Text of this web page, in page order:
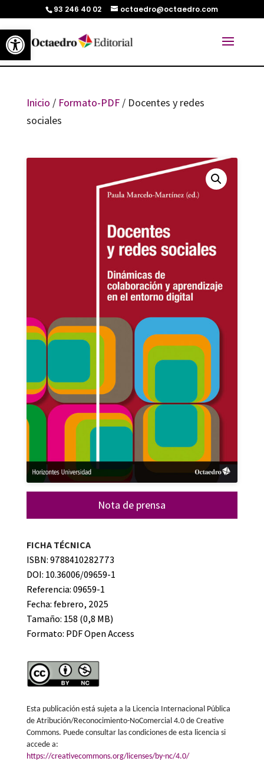
Abrir barra de herramientas
93 246 40 02 octaedro@octaedro.com
Inicio / Formato-PDF/ Docentes y redes
sociales
Nota de prensa
FICHA TÉCNICA
ISBN: 9788410282773
DOI: 10.36006/09659-1
Referencia: 09659-1
Fecha: febrero, 2025
Tamaño: 158 (0,8 MB)
Formato: PDF Open Access
Esta publicación está sujeta a la Licencia Internacional Pública
de Atribución/Reconocimiento-NoComercial 4.0 de Creative
Commons. Puede consultar las condiciones de esta licencia si
accede a:
https://creativecommons.org/licenses/by-nc/4.0/